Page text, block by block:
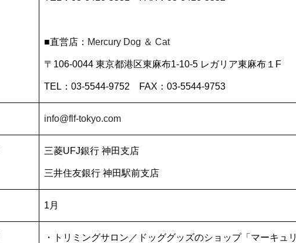
■直営店： Mercury Dog ＆ Cat
〒106-0044 東京都港区東麻布1-10-5 レガリア東麻布１F
TEL：03-5544-9752 FAX：03-5544-9753
info@flf-tokyo.com
三菱UFJ銀行 神田支店
三井住友銀行 神田駅前支店
1月
・トリミングサロン／ドッググッズのショップ「マーキュ